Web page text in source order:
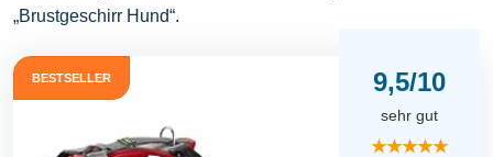
„Brustgeschirr Hund“.
BESTSELLER 9,5/10
sehr gut
★★★★★